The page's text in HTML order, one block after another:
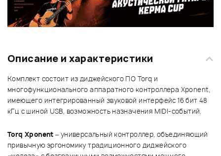
Описание и характеристики
Комплект состоит из диджейского ПО Torq и
многофункционального аппаратного контроллера Xponent,
имеющего интегрированный звуковой интерфейс 16 бит 48
кГц с шиной USB, возможность назначения MIDI-событий.
Torq Xponent – универсальный контроллер, объединяющий
привычную эргономику традиционного диджейского